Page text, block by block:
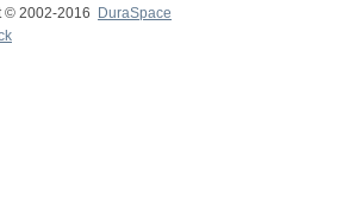
© 2002-2016
DuraSpace